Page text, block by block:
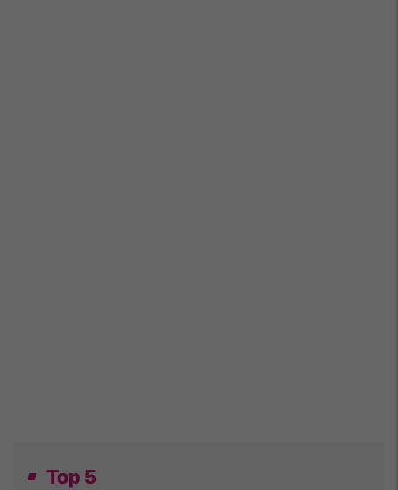
Top 5